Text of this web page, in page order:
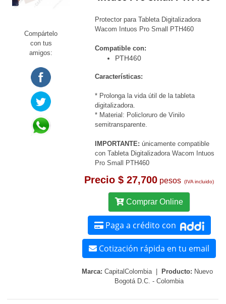
Compártelo
con tus
amigos:
Protector para Tableta Digitalizadora
Wacom Intuos Pro Small PTH460
Compatible con:
PTH460
Características:
* Prolonga la vida útil de la tableta
digitalizadora.
* Material: Policloruro de Vinilo
semitransparente.
IMPORTANTE: únicamente compatible
con Tableta Digitalizadora Wacom Intuos
Pro Small PTH460
Precio $ 27,700 pesos (IVA incluido)
Comprar Online
Paga a crédito con
Cotización rápida en tu email
Marca: CapitalColombia | Producto: Nuevo
Bogotá D.C. - Colombia